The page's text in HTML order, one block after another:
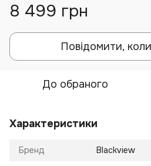
8 499 грн
Повідомити,
До обраного
Характеристики
Бренд Blackview